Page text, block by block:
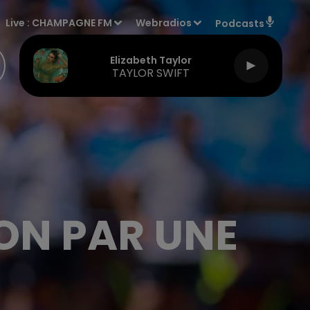
Live : CHAMPAGNE FM Webradios Podcasts
Elizabeth Taylor
TAYLOR SWIFT
PAR UNE